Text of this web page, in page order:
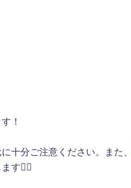
！
十分ご注意ください。また
す🙇‍♀️